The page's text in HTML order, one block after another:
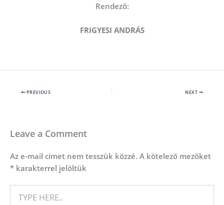
Rendező:
FRIGYESI ANDRÁS
PREVIOUS NEXT
Leave a Comment
Az e-mail címet nem tesszük közzé. A kötelező mezőket
* karakterrel jelöltük
HERE..